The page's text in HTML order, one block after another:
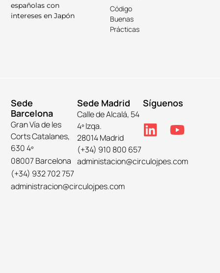
españolas con
intereses en Japón
Código
Buenas
Prácticas
Sede
Barcelona
Gran Vía de les
Corts Catalanes,
630 4º
08007 Barcelona
(+34) 932 702 757
administracion@circulojpes.com
Sede Madrid
Calle de Alcalá, 54
4º Izqa.
28014 Madrid
(+34) 910 800 657
administacion@circulojpes.com
Síguenos